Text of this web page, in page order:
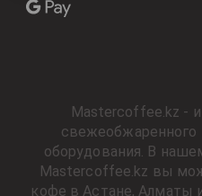
Mastercoffee.kz -
свежеобжаренного
оборудования. В
Mastercoffee.kz вы
кофе в Астане, Алматы